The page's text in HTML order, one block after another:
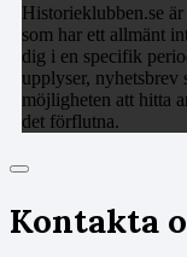
Historieklubben.se
som har ett allmänt
dig i en specifik
upplyser, nyhetsbrev
möjligheten att hitta
det förflutna.
Kontakta